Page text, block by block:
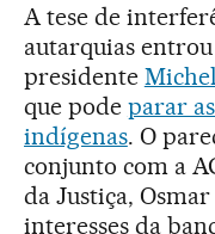
A tese de
autarquias
presidente
que pode parar
indígenas. O
conjunto com a
da Justiça,
interesses da